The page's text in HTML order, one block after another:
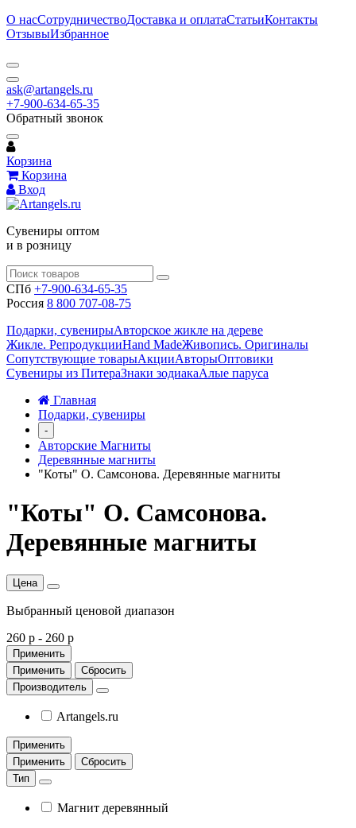
О насСотрудничествоДоставка и оплатаСтатьиКонтакты
ОтзывыИзбранное
ask@artangels.ru
+7-900-634-65-35
Обратный звонок
Корзина
Корзина
Вход
Сувениры оптом
и в розницу
СПб +7-900-634-65-35
Россия 8 800 707-08-75
Подарки, сувенирыАвторское жикле на дереве
Жикле. РепродукцииHand MadeЖивопись. Оригиналы
Сопутствующие товарыАкцииАвторыОптовики
Сувениры из ПитераЗнаки зодиакаАлые паруса
Главная
Подарки, сувениры
-
Авторские Магниты
Деревянные магниты
"Коты" О. Самсонова. Деревянные магниты
"Коты" О. Самсонова.
Деревянные магниты
Цена
Выбранный ценовой диапазон
260 р - 260 р
Применить
Применить
Сбросить
Производитель
Artangels.ru
Применить
Применить
Сбросить
Тип
Магнит деревянный